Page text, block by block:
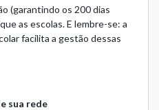
(garantindo os 200 dias
as escolas. E lembre-se: a
facilita a gestão dessas
sua rede